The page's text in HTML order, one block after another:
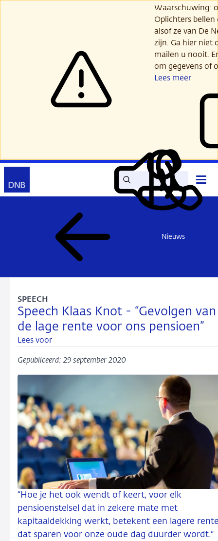
Waarschuwing:
Oplichters
alsof ze van De
zijn. Ga hier niet
mailen u nooit.
om gegevens of
Lees meer
Zoek Lees
voor
Mijn
DNB
Contact
Nieuws
Speech Klaas Knot - “Gevolgen van
de lage rente voor ons pensioen”
SPEECH
Lees voor
Gepubliceerd: 29 september 2020
“Hoe je het ook wendt of keert, voor elk
pensioenstelsel dat in zekere mate met
kapitaaldekking werkt, betekent een lagere
dat sparen voor onze oude dag duurder wordt.”